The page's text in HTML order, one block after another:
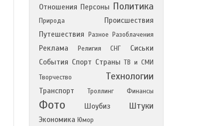
Отношения Персоны Политика
Природа
Происшествия
Путешествия
Разное Разоблачения
Реклама Религия СНГ
Сиськи
События Спорт Страны ТВ и СМИ
Творчество
Технологии
Транспорт Троллинг Финансы
Фото Шоубиз Штуки
Экономика Юмор